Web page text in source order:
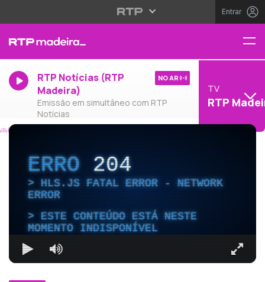
Entrar
RTP Notícias (RTP
Madeira)
Emissão em simultâneo com RTP
Notícias
NO AR
TV
RTP
ERRO204
HLS.JS FATAL ERROR - NETWORK
ERROR
ESTE CONTEÚDO ESTÁ NESTE
MOMENTO INDISPONÍVEL